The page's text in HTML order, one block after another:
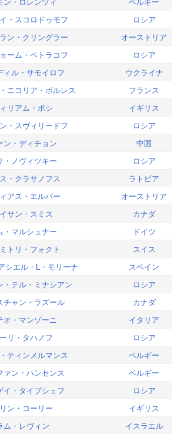
・スコロドゥモフ
ロシア
ン・クリングラー
オーストリア
ーム・ペトラコフ
ロシア
ィル・サモイロフ
ウクライナ
ニコリア・ボルレス
フランス
リアム・ボシ
イギリス
・スヴィリードフ
ロシア
ン・ディチョン
中国
・ノヴィツキー
ロシア
・クラサノフス
ラトビア
アス・エルバー
オーストリア
サン・スミス
カナダ
・マルシュナー
ドイツ
トリ・フォクト
スイス
シエル・L・モリーナ
スペイン
・テル・ミナシアン
ロシア
チャン・ラズール
カナダ
オ・マンゾーニ
イタリア
リ・タハノフ
ロシア
ティンメルマンス
ベルギー
ァン・ハンセンス
ベルギー
イ・タイプシェフ
ロシア
ン・コーリー
イギリス
ム・レヴィン
イスラエル